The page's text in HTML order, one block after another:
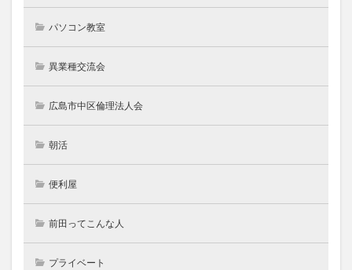
パソコン教室
異業種交流会
広島市中区倫理法人会
朝活
便利屋
前田ってこんな人
プライベート